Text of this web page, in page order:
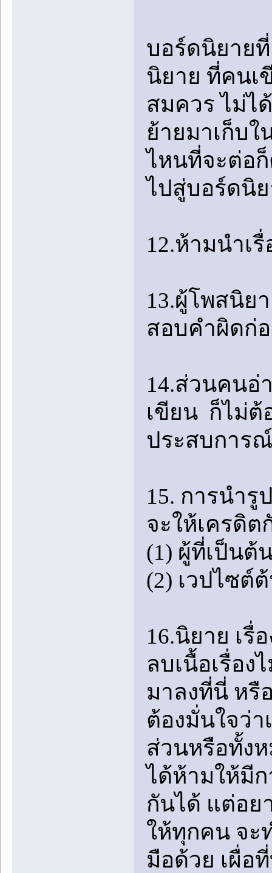
บอร์ดนิยาย
นิยาย ที่คนเ
สมควร ไม่ไ
ย้ายมาเก็บใ
ไหนที่จะต่อ
ไปสู่บอร์ดนิ
12.ห้ามนำเ
13.ผู้โพสนิย
สอบคำผิดก่
14.ส่วนคนอ่
เขียน ก็ไม่ต้
ประสบการ
15. การนำ
จะให้เครดิต
(1) ผู้ที่เป็นต้
(2) เวปไซต์
16.นิยาย เรื่
ลบเนื้อเรื่อ
มาลงที่นี่ หรื
ต้องมั่นใจว่า
ส่วนหรือทั้งห
ได้ห้ามให้มีก
กันได้ แต่อย
ให้ทุกคน จะ
มือด้วย เผื่อ